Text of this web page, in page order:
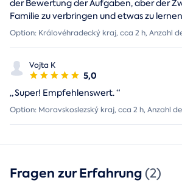
der Bewertung der Aufgaben, aber der
Familie zu verbringen und etwas zu
Option: Královéhradecký kraj, cca 2 h, Anzahl
Vojta K
5,0
„Super! Empfehlenswert.“
Option: Moravskoslezský kraj, cca 2 h, Anzahl
Fragen zur Erfahrung(2)